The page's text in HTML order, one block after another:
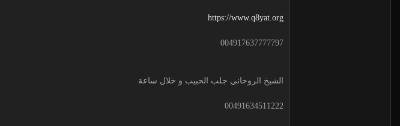
https://www.q8yat.org
004917637777797
الشيخ الروحاني جلب الحبيب و خلال ساعة
00491634511222